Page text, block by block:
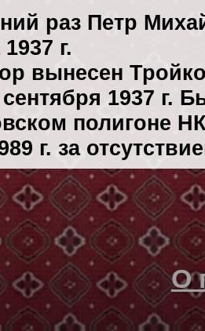
раз Петр
г.
вынесен
1937 г.
полигоне
г. за
О